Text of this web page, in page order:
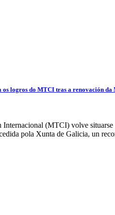
logros do MTCI tras a renovación da
(MTCI) volve
pola Xunta de Galicia, un